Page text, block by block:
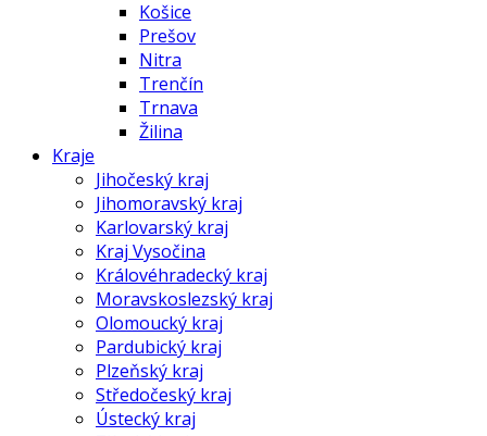
Košice
Prešov
Nitra
Trenčín
Trnava
Žilina
Kraje
Jihočeský kraj
Jihomoravský kraj
Karlovarský kraj
Kraj Vysočina
Královéhradecký kraj
Moravskoslezský kraj
Olomoucký kraj
Pardubický kraj
Plzeňský kraj
Středočeský kraj
Ústecký kraj